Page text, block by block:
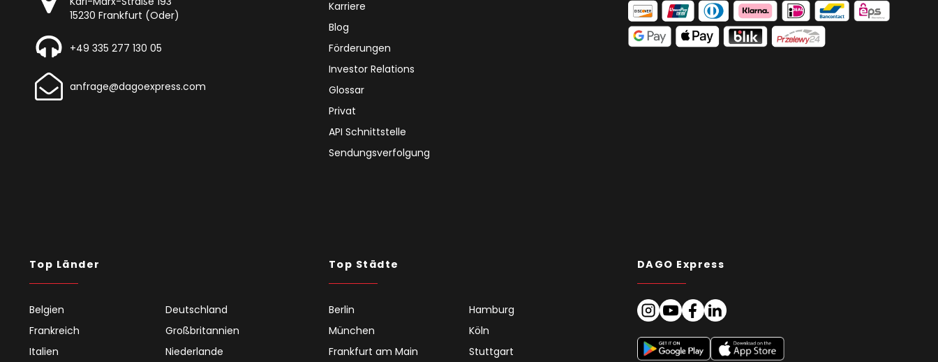
15230 Frankfurt (Oder)
+49 335 277 130 05
anfrage@dagoexpress.com
Karriere
Blog
Förderungen
Investor Relations
Glossar
Privat
API Schnittstelle
Sendungsverfolgung
Top Länder
Belgien
Deutschland
Frankreich
Großbritannien
Italien
Niederlande
Top Städte
Berlin
Hamburg
München
Köln
Frankfurt am Main
Stuttgart
DAGO Express